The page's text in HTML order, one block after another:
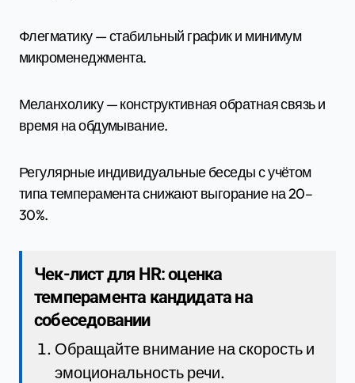
Флегматику — стабильный график и минимум
микроменеджмента.
Меланхолику — конструктивная обратная связь и
время на обдумывание.
Регулярные индивидуальные беседы с учётом
типа темперамента снижают выгорание на 20–
30%.
Чек-лист для HR: оценка
темперамента кандидата на
собеседовании
Обращайте внимание на скорость и
эмоциональность речи.